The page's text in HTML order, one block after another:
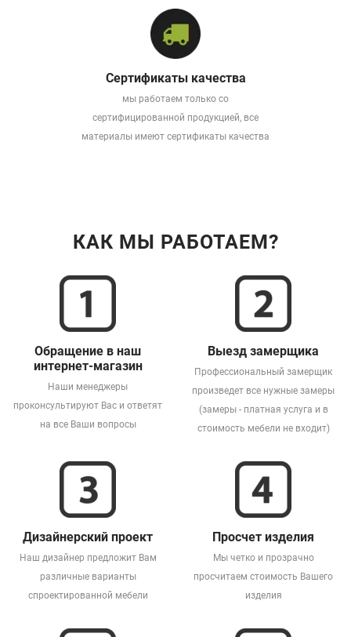
Сертификаты качества
мы работаем только со
сертифицированной продукцией, все
материалы имеют сертификаты качества
КАК МЫ РАБОТАЕМ?
Обращение в наш
интернет-магазин
Наши менеджеры
проконсультируют Вас и ответят
на все Ваши вопросы
Выезд замерщика
Профессиональный замерщик
произведет все нужные замеры
(замеры - платная услуга и в
стоимость мебели не входит)
Дизайнерский проект
Наш дизайнер предложит Вам
различные варианты
спроектированной мебели
Просчет изделия
Мы четко и прозрачно
просчитаем стоимость Вашего
изделия